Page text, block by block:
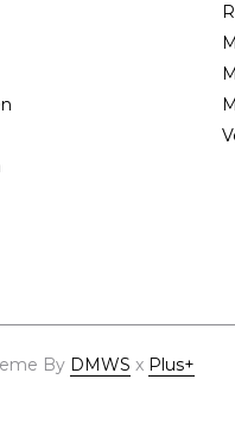
By DMWS x Plus+